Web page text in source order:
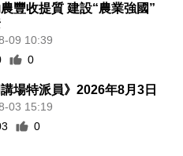
豐收提質 建設“農業強國”
09 10:39
0
講場特派員》2026年8月3日
03 15:19
0